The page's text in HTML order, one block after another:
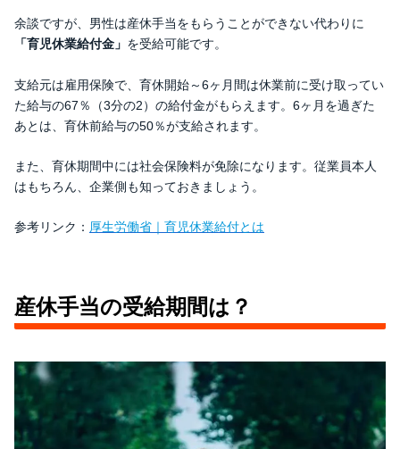
余談ですが、男性は産休手当をもらうことができない代わりに
「育児休業給付金」 を受給可能です。
支給元は雇用保険で、育休開始～6ヶ月間は休業前に受け取ってい
た給与の67％（3分の2）の給付金がもらえます。6ヶ月を過ぎた
あとは、育休前給与の50％が支給されます。
また、育休期間中には社会保険料が免除になります。従業員本人
はもちろん、企業側も知っておきましょう。
参考リンク： 厚生労働省｜育児休業給付とは
産休手当の受給期間は？